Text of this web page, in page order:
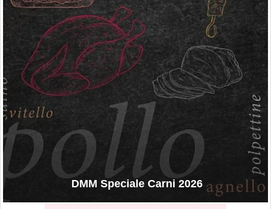
DMM Speciale Carni 2026